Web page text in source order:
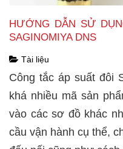
HƯỚNG DẪN SỬ
SAGINOMIYA DNS
Tài liệu
Công tắc áp suất đôi
khá nhiều mã sản
vào các sơ đồ khác
cầu vận hành cụ thể,